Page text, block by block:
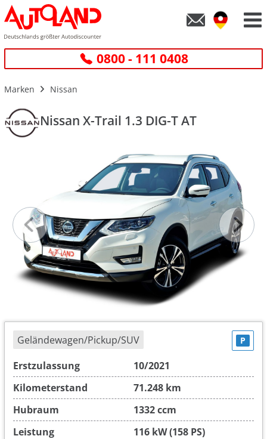
0800 - 111 0408
Marken Nissan
Nissan X-Trail 1.3 DIG-T AT
Geländewagen/Pickup/SUV P
Erstzulassung
10/2021
Kilometerstand
71.248 km
Hubraum
1332 ccm
Leistung
116 kW (158 PS)